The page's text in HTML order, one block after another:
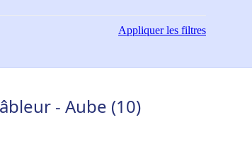
Appliquerles filtres
- Aube (10)